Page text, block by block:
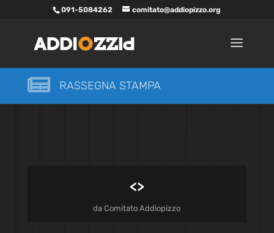
091-5084262 comitato@addiopizzo.org
 RASSEGNA STAMPA
<>
daComitato Addiopizzo